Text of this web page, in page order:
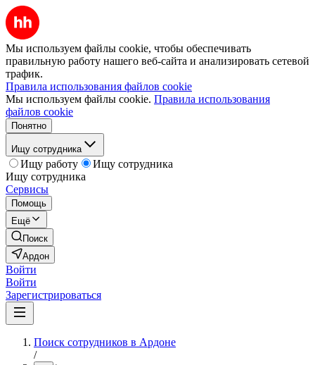
Мы используем файлы cookie, чтобы обеспечивать
правильную работу нашего веб-сайта и анализировать сетевой
трафик.
Правила использования файлов cookie
Мы используем файлы cookie. Правила использования
файлов cookie
Понятно
Ищу сотрудника
Ищу работу
Ищу сотрудника
Ищу сотрудника
Сервисы
Помощь
Ещё
Поиск
Ардон
Войти
Войти
Зарегистрироваться
Поиск сотрудников в Ардоне
/